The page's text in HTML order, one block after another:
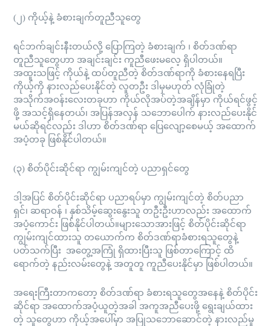
(၂) ကိုယ့်နဲ့ ခံစားချက်တူညီသူတွေ
ရင်ဘက်ချင်းနီးတယ်လို့ ပြောကြတဲ့ ခံစားချက် ၊ စိတ်ဒဏ်ရာ
တူညီသူတွေဟာ အချင်းချင်း ကူညီဖေးမလေ့ ရှိပါတယ်။
အထူးသဖြင့် ကိုယ်နဲ့ ထပ်တူညီတဲ့ စိတ်ဒဏ်ရာကို ခံစားနေရပြီး
ကိုယ့်ကို နားလည်ပေးနိုင်တဲ့ လူတဦး ဒါမှမဟုတ် လုံခြုံတဲ့
အသိုက်အဝန်းလေးတခုဟာ ကိုယ်လိုအပ်တဲ့အချိန်မှာ ကိုယ်ရင်ဖွင့်
ဖို့ အသင့်ရှိနေတယ်၊ အပြန်အလှန် သဘောပေါက် နားလည်ပေးနိုင်
မယ်ဆိုရင်လည်း ဒါဟာ စိတ်ဒဏ်ရာ ပြေလျော့စေမယ့် အထောက်
အပံ့တခု ဖြစ်နိုင်ပါတယ်။
(၃) စိတ်ပိုင်းဆိုင်ရာ ကျွမ်းကျင်တဲ့ ပညာရှင်တွေ
ဒါ့အပြင် စိတ်ပိုင်းဆိုင်ရာ ပညာရပ်မှာ ကျွမ်းကျင်တဲ့ စိတ်ပညာ
ရှင်၊ ဆရာဝန် ၊ နှစ်သိမ့်ဆွေးနွေးသူ တဦးဦးဟာလည်း အထောက်
အပံ့ကောင်း ဖြစ်နိုင်ပါတယ်။များသောအားဖြင့် စိတ်ပိုင်းဆိုင်ရာ
ကျွမ်းကျင်ထားသူ တယောက်က စိတ်ဒဏ်ရာခံစားရသူတွေနဲ့
ပတ်သက်ပြီး အတွေ့အကြုံ ရှိထားပြီးသူ ဖြစ်တာကြောင့် ထိ
ရောက်တဲ့ နည်းလမ်းတွေနဲ့ အတူတူ ကူညီပေးနိုင်မှာ ဖြစ်ပါတယ်။
အရေးကြီးတာကတော့ စိတ်ဒဏ်ရာ ခံစားရသူတွေအနေနဲ့ စိတ်ပိုင်း
ဆိုင်ရာ အထောက်အပံ့ယူတဲ့အခါ အကူအညီပေးဖို့ ရွေးချယ်ထား
တဲ့ သူတွေဟာ ကိုယ့်အပေါ်မှာ အပြုသဘောဆောင်တဲ့ နားလည်မှု